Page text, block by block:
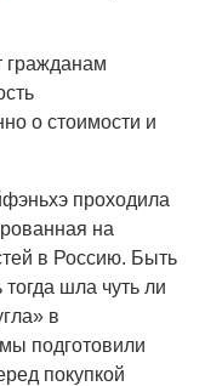
гражданам
о стоимости и
проходила
на
в Россию. Быть
тогда шла чуть ли
в
подготовили
покупкой